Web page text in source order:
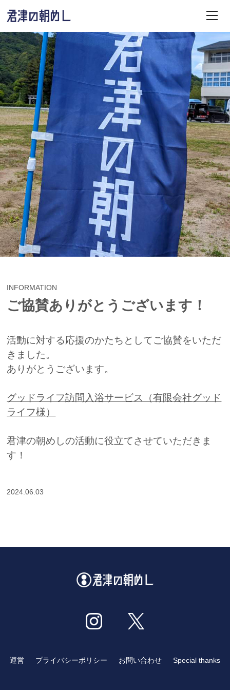
INFORMATION
ご協賛ありがとうございます！
活動に対する応援のかたちとしてご協賛をいただ
きました。
ありがとうございます。
グッドライフ訪問入浴サービス（有限会社グッド
ライフ様）
君津の朝めしの活動に役立てさせていただきま
す！
2024.06.03
運営 プライバシーポリシー お問い合わせ Special thanks